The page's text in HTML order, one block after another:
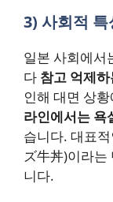
3) 사회적 특
일본 사회에서
다 참고 억제
인해 대면 상
라인에서는 욕
습니다. 대표
ズ牛丼)이라는
니다.